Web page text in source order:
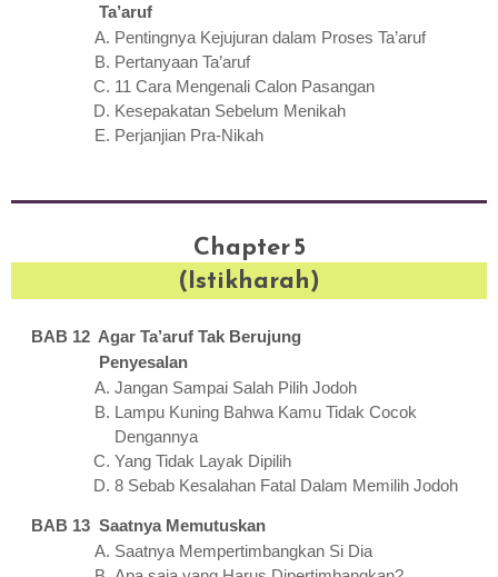
Ta’aruf
Pentingnya Kejujuran dalam Proses Ta’aruf
Pertanyaan Ta’aruf
11 Cara Mengenali Calon Pasangan
Kesepakatan Sebelum Menikah
Perjanjian Pra-Nikah
Chapter 5
(Istikharah)
BAB 12 Agar Ta’aruf Tak Berujung
Penyesalan
Jangan Sampai Salah Pilih Jodoh
Lampu Kuning Bahwa Kamu Tidak Cocok
Dengannya
Yang Tidak Layak Dipilih
8 Sebab Kesalahan Fatal Dalam Memilih Jodoh
BAB 13 Saatnya Memutuskan
Saatnya Mempertimbangkan Si Dia